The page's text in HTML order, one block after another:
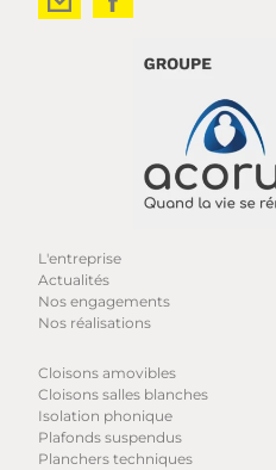
L'entreprise
Actualités
Nos engagements
Nos réalisations
Cloisons amovibles
Cloisons salles blanches
Isolation phonique
Plafonds suspendus
Planchers techniques